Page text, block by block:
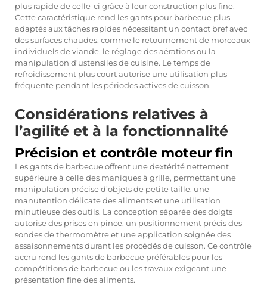
plus rapide de celle-ci grâce à leur construction plus fine.
Cette caractéristique rend les gants pour barbecue plus
adaptés aux tâches rapides nécessitant un contact bref avec
des surfaces chaudes, comme le retournement de morceaux
individuels de viande, le réglage des aérations ou la
manipulation d’ustensiles de cuisine. Le temps de
refroidissement plus court autorise une utilisation plus
fréquente pendant les périodes actives de cuisson.
Considérations relatives à
l’agilité et à la fonctionnalité
Précision et contrôle moteur fin
Les gants de barbecue offrent une dextérité nettement
supérieure à celle des maniques à grille, permettant une
manipulation précise d’objets de petite taille, une
manutention délicate des aliments et une utilisation
minutieuse des outils. La conception séparée des doigts
autorise des prises en pince, un positionnement précis des
sondes de thermomètre et une application soignée des
assaisonnements durant les procédés de cuisson. Ce contrôle
accru rend les gants de barbecue préférables pour les
compétitions de barbecue ou les travaux exigeant une
présentation fine des aliments.